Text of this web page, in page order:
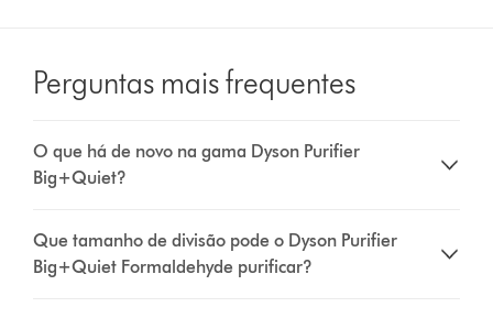
Perguntas mais frequentes
O que há de novo na gama Dyson Purifier
Big+Quiet?
Que tamanho de divisão pode o Dyson Purifier
Big+Quiet Formaldehyde purificar?